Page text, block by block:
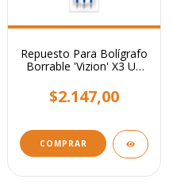
Repuesto Para Bolígrafo
Borrable 'Vizion' X3 Un
$2.147,00